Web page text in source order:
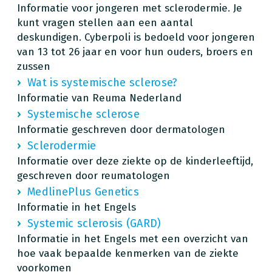
Informatie voor jongeren met sclerodermie. Je
kunt vragen stellen aan een aantal
deskundigen. Cyberpoli is bedoeld voor jongeren
van 13 tot 26 jaar en voor hun ouders, broers en
zussen
Wat is systemische sclerose?
Informatie van Reuma Nederland
Systemische sclerose
Informatie geschreven door dermatologen
Sclerodermie
Informatie over deze ziekte op de kinderleeftijd,
geschreven door reumatologen
MedlinePlus Genetics
Informatie in het Engels
Systemic sclerosis (GARD)
Informatie in het Engels met een overzicht van
hoe vaak bepaalde kenmerken van de ziekte
voorkomen